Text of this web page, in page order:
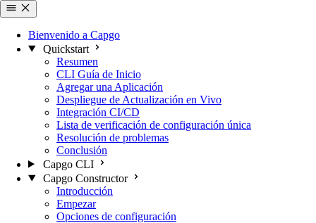
Bienvenido a Capgo
Quickstart
Resumen
CLI Guía de Inicio
Agregar una Aplicación
Despliegue de Actualización en Vivo
Integración CI/CD
Lista de verificación de configuración única
Resolución de problemas
Conclusión
Capgo CLI
Capgo Constructor
Introducción
Empezar
Opciones de configuración